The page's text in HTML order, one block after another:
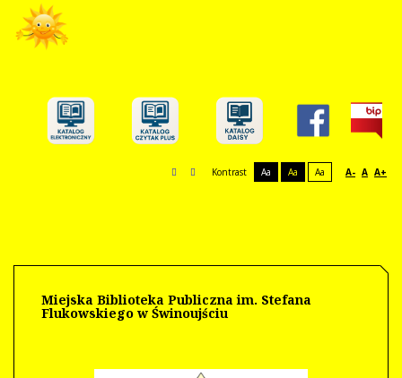
Kontrast Aa Aa Aa A- A A+
Miejska Biblioteka Publiczna im. Stefana
Flukowskiego w Świnoujściu